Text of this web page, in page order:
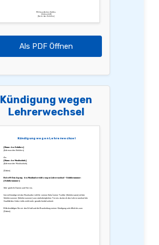
Mit freundlichen Grüßen,
[Unterschrift]
[Name des Schülers]
Als PDF Öffnen
Kündigung wegen
Lehrerwechsel
Kündigung wegen Lehrerwechsel
[Name des Schülers]
[Adresse des Schülers]
An:
[Name der Musikschule]
[Adresse der Musikschule]
[Datum]
Betreff: Kündigung des Musikunterrichts wegen Lehrerwechsel – Schülernummer:
[Schülernummer]
Sehr geehrte Damen und Herren,
hiermit kündige ich den Musikunterricht für meinen Sohn/meine Tochter [Schülername] mit der
Schülernummer [Schülernummer] zum nächstmöglichen Termin, da durch den Lehrerwechsel die
Qualität des Unterrichts nicht mehr gewährleistet scheint.
Bitte bestätigen Sie mir den Erhalt und die Bearbeitung meiner Kündigung schriftlich bis zum
[Datum].